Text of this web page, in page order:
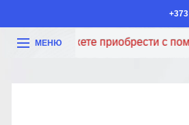
МЕНЮ
вы можете приобрести с